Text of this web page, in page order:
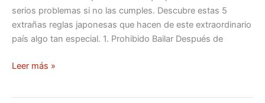
serios problemas si no las cumples. Descubre estas 5
extrañas reglas japonesas que hacen de este extraordinario
país algo tan especial. 1. Prohibido Bailar Después de
Leer más »